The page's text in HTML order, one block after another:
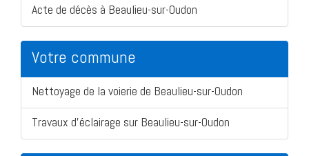
Acte de décès à Beaulieu-sur-Oudon
Votre commune
Nettoyage de la voierie de Beaulieu-sur-Oudon
Travaux d'éclairage sur Beaulieu-sur-Oudon